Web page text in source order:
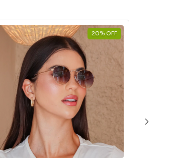
20% OFF